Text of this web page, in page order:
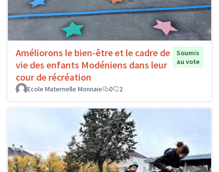
Améliorons le bien-être et le cadre de
vie des enfants Modéniens dans leur
cour de récréation
Soumis
au vote
Ecole Maternelle Monnaie 0 2